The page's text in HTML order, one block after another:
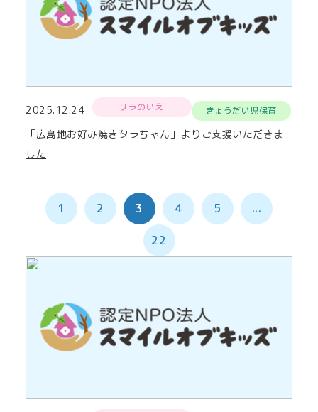
2025.12.24 リラのいえ きょうだい児保育
「広島地お好み焼きタラちゃん」よりご支援いただきま
した
1 2 3 4 5 ...
22